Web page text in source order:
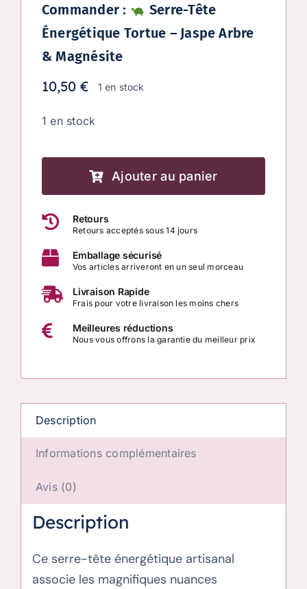
Commander :
Serre-Tête
Énergétique Tortue – Jaspe Arbre
& Magnésite
10,50 € 1 en stock
1 en stock
de
Tête
Tortue
Jaspe
&
Ajouter au panier
Retours
Retours acceptés sous 14 jours
Emballage sécurisé
Vos articles arriveront en un seul morceau
Livraison Rapide
Frais pour votre livraison les moins chers
Meilleures réductions
Nous vous offrons la garantie du meilleur prix
Description
Informations complémentaires
Avis (0)
Description
Ce serre-tête énergétique artisanal
associe les magnifiques nuances